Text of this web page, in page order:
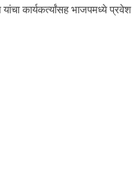
कार्यकर्त्यांसह भाजपमध्ये प्रवेश